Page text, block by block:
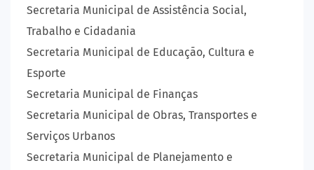
Secretaria Municipal de Assistência Social,
Trabalho e Cidadania
Secretaria Municipal de Educação, Cultura e
Esporte
Secretaria Municipal de Finanças
Secretaria Municipal de Obras, Transportes e
Serviços Urbanos
Secretaria Municipal de Planejamento e